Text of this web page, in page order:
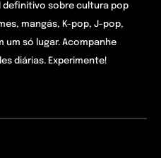
definitivo sobre cultura pop
mangás, K-pop, J-pop,
um só lugar. Acompanhe
diárias. Experimente!